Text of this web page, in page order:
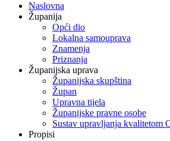
Naslovna
Županija
Opći dio
Lokalna samouprava
Znamenja
Priznanja
Županijska uprava
Županijska skupština
Župan
Upravna tijela
Županijske pravne osobe
Sustav upravljanja kvalitetom
Propisi